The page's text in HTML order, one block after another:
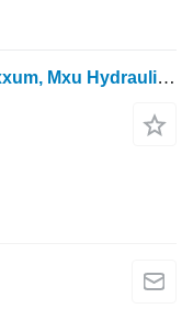
New Holland Tsa, T6000 Case Maxxum, Mxu Hydraulic Manifold 47135935 ratinio traktoriaus New Holland Tsa